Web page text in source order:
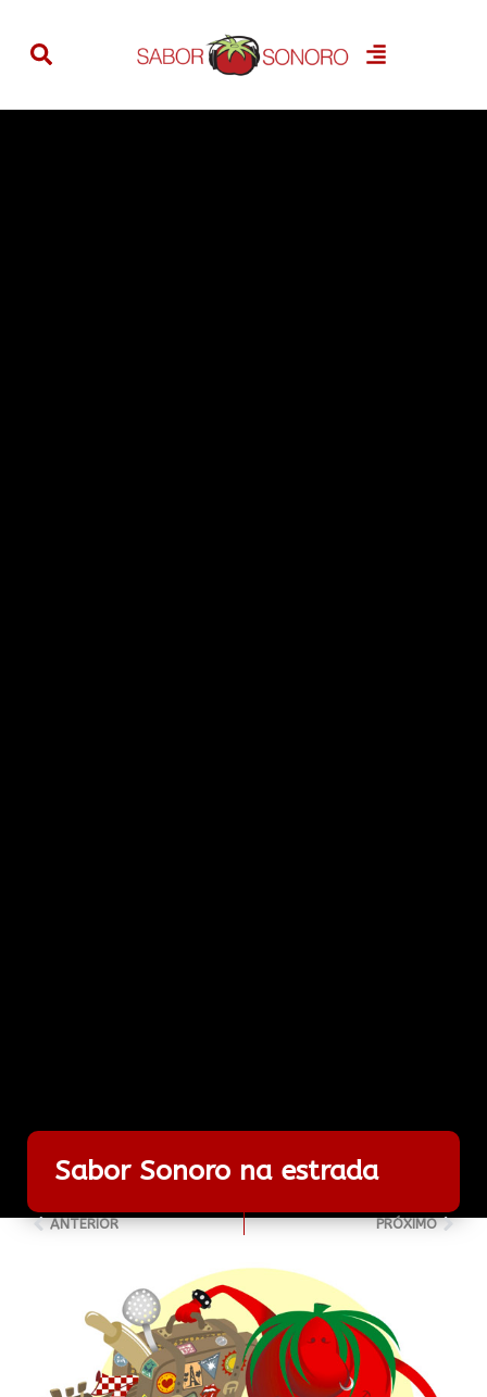
Sabor Sonoro na estrada
ANTERIOR PRÓXIMO